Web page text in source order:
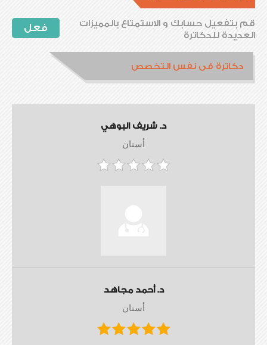
فعل
قم بتفعيل حسابك و الاستمتاع بالمميزات
العديدة للدكاترة
دكاترة فى نفس التخصص
د. شريف البوهي
أسنان
د. أحمد مجاهد
أسنان